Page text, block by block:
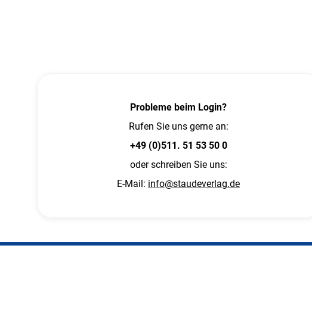
Probleme beim Login?
Rufen Sie uns gerne an:
+49 (0)511. 51 53 50 0
oder schreiben Sie uns:
E-Mail: info@staudeverlag.de